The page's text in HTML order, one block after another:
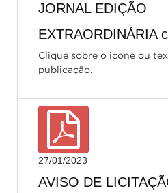
JORNAL EDIÇÃO
EXTRAORDINÁRIA
Clique sobre o icone ou
publicação.
27/01/2023
AVISO DE